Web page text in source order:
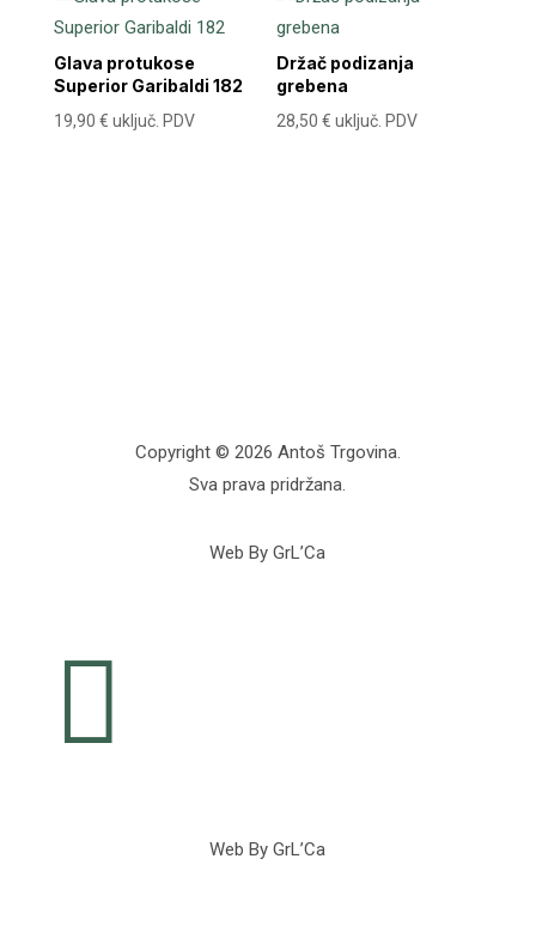
Glava protukose
Superior Garibaldi 182
19,90 € uključ. PDV
Držač podizanja
grebena
28,50€ uključ. PDV
Copyright © 2026 Antoš Trgovina.
Sva prava pridržana.
Web By GrL’Ca

Web By GrL’Ca